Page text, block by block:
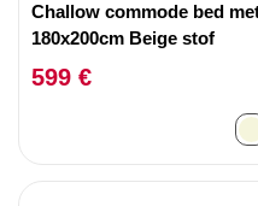
Challow commode bed
180x200cm Beige stof
599 €